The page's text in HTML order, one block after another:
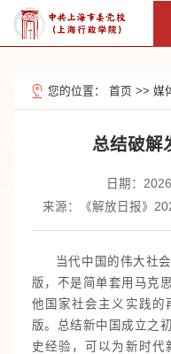
您的位置： 首页 >> 媒
总结破解
日期：
来源：《解放日报》
当代中国的伟大社
版，不是简单套用马克
他国家社会主义实践的
版。总结新中国成立之
史经验，可以为新时代